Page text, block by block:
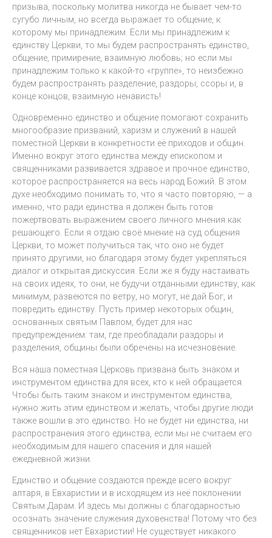
призыва, поскольку молитва никогда не бывает чем-то
сугубо личным, но всегда выражает то общение, к
которому мы принадлежим. Если мы принадлежим к
единству Церкви, то мы будем распространять единство,
общение, примирение, взаимную любовь; но если мы
принадлежим только к какой-то «группе», то неизбежно
будем распространять разделение, раздоры, ссоры и, в
конце концов, взаимную ненависть!
Одновременно единство и общение помогают сохранить
многообразие призваний, харизм и служений в нашей
поместной Церкви в конкретности её приходов и общин.
Именно вокруг этого единства между епископом и
священниками развивается здравое и прочное единство,
которое распространяется на весь народ Божий. В этом
духе необходимо понимать то, что я часто повторяю, — а
именно, что ради единства я должен быть готов
пожертвовать выражением своего личного мнения как
решающего. Если я отдаю своё мнение на суд общения
Церкви, то может получиться так, что оно не будет
принято другими, но благодаря этому будет укрепляться
диалог и открытая дискуссия. Если же я буду настаивать
на своих идеях, то они, не будучи отданными единству, как
минимум, развеются по ветру, но могут, не дай Бог, и
повредить единству. Пусть пример некоторых общин,
основанных святым Павлом, будет для нас
предупреждением: там, где преобладали раздоры и
разделения, общины были обречены на исчезновение.
Вся наша поместная Церковь призвана быть знаком и
инструментом единства для всех, кто к ней обращается.
Чтобы быть таким знаком и инструментом единства,
нужно жить этим единством и желать, чтобы другие люди
также вошли в это единство. Но не будет ни единства, ни
распространения этого единства, если мы не считаем его
необходимым для нашего спасения и для нашей
ежедневной жизни.
Единство и общение создаются прежде всего вокруг
алтаря, в Евхаристии и в исходящем из неё поклонении
Святым Дарам. И здесь мы должны с благодарностью
осознать значение служения духовенства! Потому что без
священников нет Евхаристии! Не существует никакого